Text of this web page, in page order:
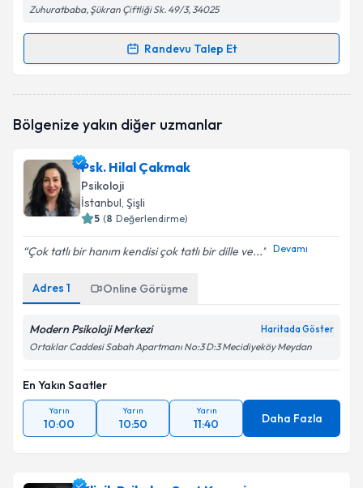
Takvim Talebini Gönder
Zuhuratbaba, Şükran Çiftliği Sk. 49/3, 34025
Randevu Talep Et
Randevu Takvimi Talebi
oluşturun. Size bu uzmandan randevu almanız için bir
E-posta Adresiniz
Kişisel verilerimin işlenmesine ilişkinAydınlatma
kapsamda işlenmesini kabul ediyorum.
Takvim Talebini Gönder
Bölgenize yakın diğer uzmanlar
Psk. Hilal Çakmak
Psikoloji
İstanbul, Şişli
5 (8 Değerlendirme)
Çok tatlı bir hanım kendisi çok tatlı bir dille ve... Devamı
Adres 1 Online Görüşme
Modern Psikoloji Merkezi Haritada Göster
Ortaklar Caddesi Sabah Apartmanı No:3 D:3 Mecidiyeköy Meydan
En Yakın Saatler
Yarın
10:00
Yarın
10:50
Yarın
11:40 Daha Fazla